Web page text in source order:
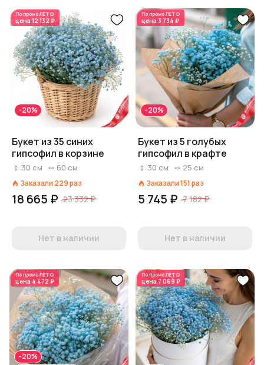
По промоЛЕТО
цена 12 132 ₽
-20%
Букет из 35 синих
гипсофил в корзине
30 см 60 см
Заказали 229раз
18 665 ₽ 23 332 ₽
Нет в наличии
По промоЛЕТО
цена 3 734 ₽
-20%
Букет из 5 голубых
гипсофил в крафте
30 см 25 см
Заказали151 раз
5 745 ₽ 7 182 ₽
Нет в наличии
По промоЛЕТО
цена 4 472 ₽
-20%
По промоЛЕТО
цена7 069 ₽